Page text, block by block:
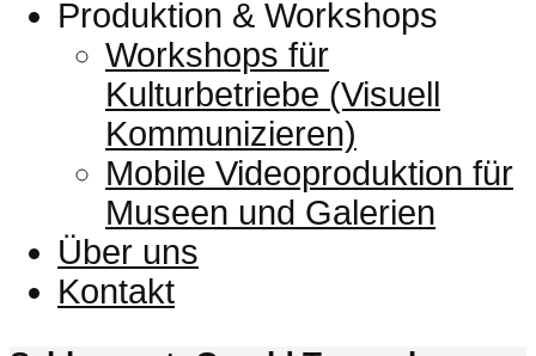
Produktion & Workshops
Workshops für
Kulturbetriebe (Visuell
Kommunizieren)
Mobile Videoproduktion für
Museen und Galerien
Über uns
Kontakt